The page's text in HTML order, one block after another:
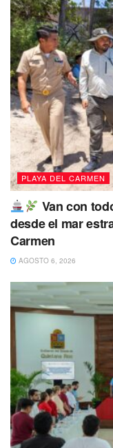
PLAYA DEL CARMEN
Van con
desde el mar
Carmen
AGOSTO 6, 2026